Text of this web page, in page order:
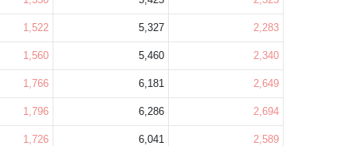
1,522 5,327 2,283
1,560 5,460 2,340
1,766 6,181 2,649
1,796 6,286 2,694
1,726 6,041 2,589